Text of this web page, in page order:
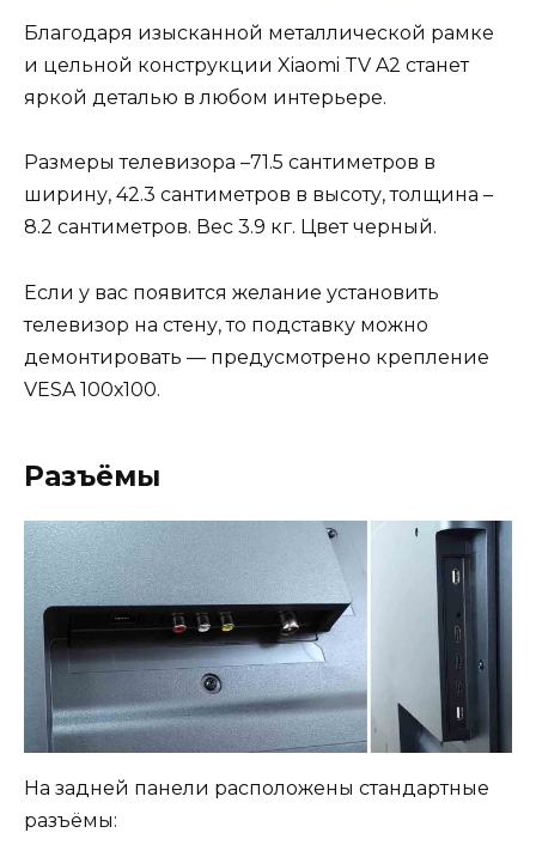
Благодаря изысканной металлической рамке
и цельной конструкции Xiaomi TV A2 станет
яркой деталью в любом интерьере.
Размеры телевизора –71.5 сантиметров в
ширину, 42.3 сантиметров в высоту, толщина –
8.2 сантиметров. Вес 3.9 кг. Цвет черный.
Если у вас появится желание установить
телевизор на стену, то подставку можно
демонтировать — предусмотрено крепление
VESA 100х100.
Разъёмы
На задней панели расположены стандартные
разъёмы: